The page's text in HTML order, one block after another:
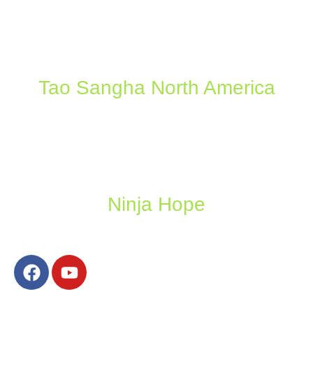
Tao Sangha North America
Ninja Hope